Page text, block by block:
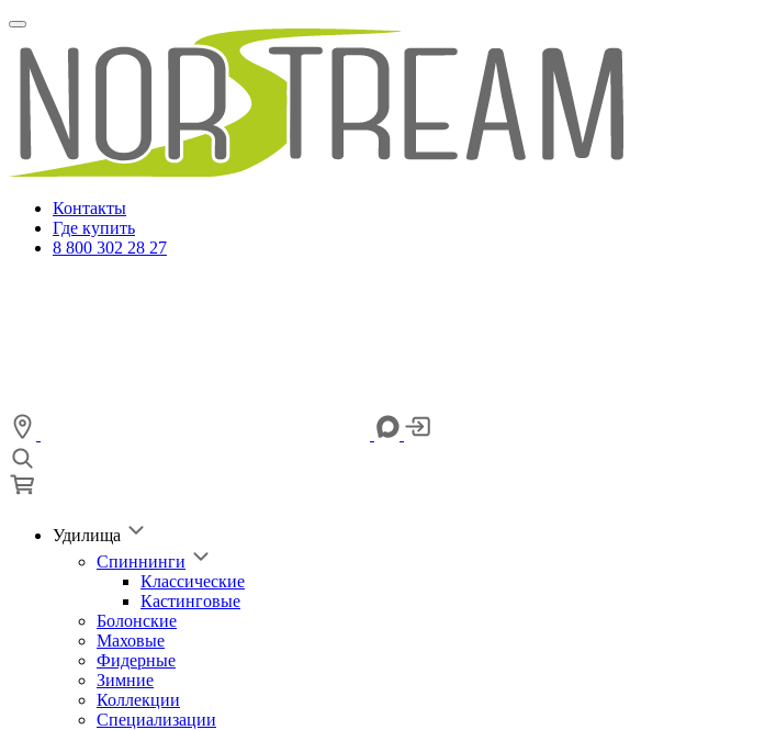
Контакты
Где купить
8 800 302 28 27
Удилища
Спиннинги
Классические
Кастинговые
Болонские
Маховые
Фидерные
Зимние
Коллекции
Специализации